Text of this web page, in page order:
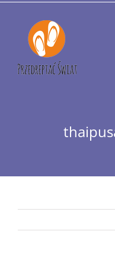
Przejdź
zawartości